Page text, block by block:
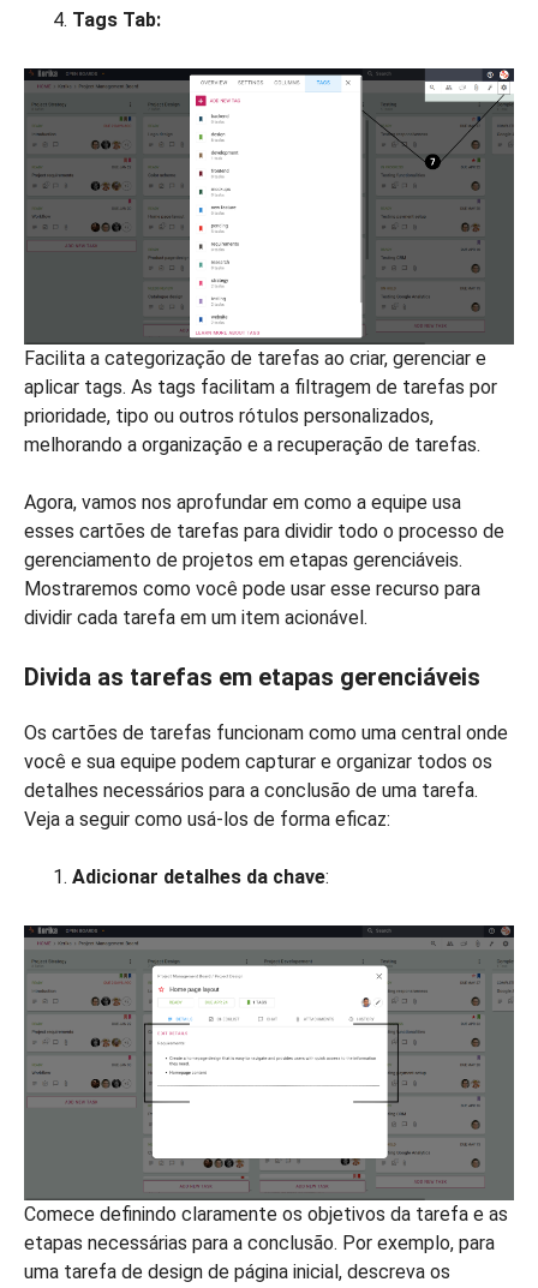
Tags Tab:
Facilita a categorização de tarefas ao criar, gerenciar e
aplicar tags. As tags facilitam a filtragem de tarefas por
prioridade, tipo ou outros rótulos personalizados,
melhorando a organização e a recuperação de tarefas.
Agora, vamos nos aprofundar em como a equipe usa
esses cartões de tarefas para dividir todo o processo de
gerenciamento de projetos em etapas gerenciáveis.
Mostraremos como você pode usar esse recurso para
dividir cada tarefa em um item acionável.
Divida as tarefas em etapas gerenciáveis
Os cartões de tarefas funcionam como uma central onde
você e sua equipe podem capturar e organizar todos os
detalhes necessários para a conclusão de uma tarefa.
Veja a seguir como usá-los de forma eficaz:
Adicionar detalhes da chave:
Comece definindo claramente os objetivos da tarefa e as
etapas necessárias para a conclusão. Por exemplo, para
uma tarefa de design de página inicial, descreva os